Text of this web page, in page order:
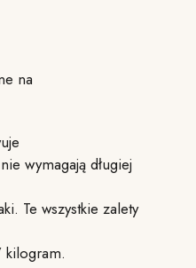
na
wymagają długiej
Te wszystkie zalety
kilogram.